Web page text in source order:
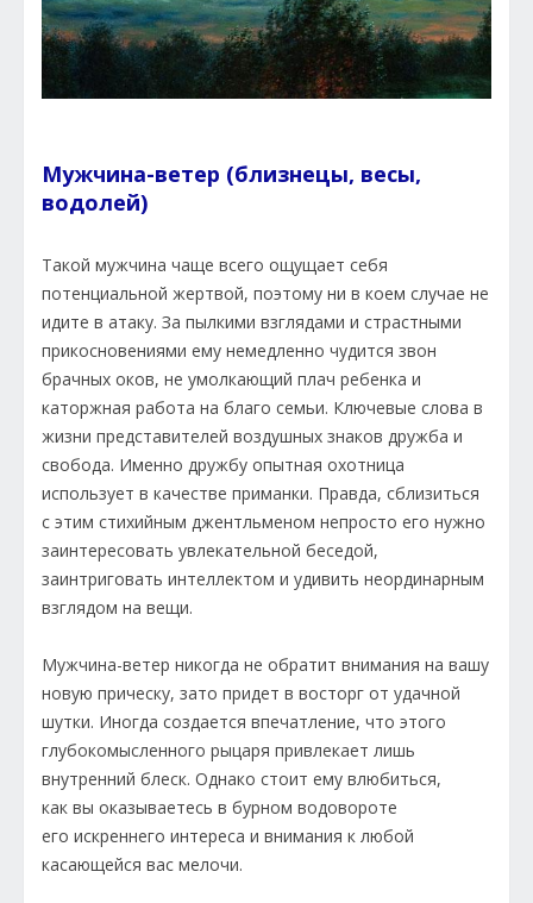
Мужчина-ветер (близнецы, весы,
водолей)
Такой мужчина чаще всего ощущает себя
потенциальной жертвой, поэтому ни в коем случае не
идите в атаку. За пылкими взглядами и страстными
прикосновениями ему немедленно чудится звон
брачных оков, не умолкающий плач ребенка и
каторжная работа на благо семьи. Ключевые слова в
жизни представителей воздушных знаков дружба и
свобода. Именно дружбу опытная охотница
использует в качестве приманки. Правда, сблизиться
с этим стихийным джентльменом непросто его нужно
заинтересовать увлекательной беседой,
заинтриговать интеллектом и удивить неординарным
взглядом на вещи.
Мужчина-ветер никогда не обратит внимания на вашу
новую прическу, зато придет в восторг от удачной
шутки. Иногда создается впечатление, что этого
глубокомысленного рыцаря привлекает лишь
внутренний блеск. Однако стоит ему влюбиться,
как вы оказываетесь в бурном водовороте
его искреннего интереса и внимания к любой
касающейся вас мелочи.